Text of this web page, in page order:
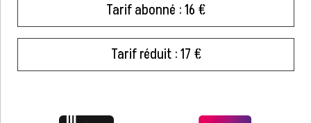
Tarif abonné : 16 €
Tarif réduit : 17 €